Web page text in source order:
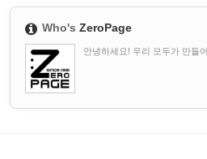
Who'sZeroPage
안녕하세요! 우리 모두가 만들